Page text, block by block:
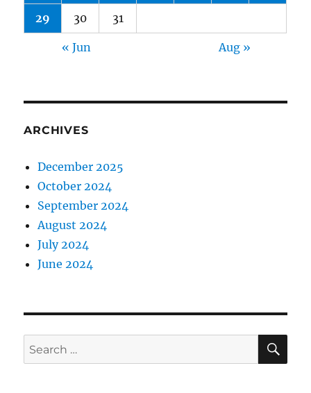
29 30 31
« Jun Aug »
ARCHIVES
December 2025
October 2024
September 2024
August 2024
July 2024
June 2024
Search
for: